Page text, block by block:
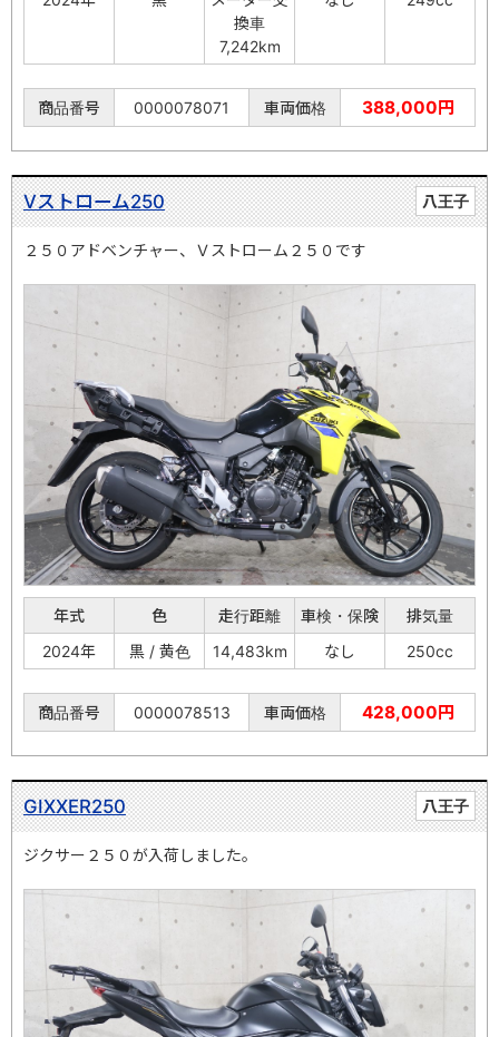
換車
7,242km
商品番号 0000078071 車両価格 388,000円
八王子
Vストローム250
２５０アドベンチャー、Ｖストローム２５０です
年式 色 走行距離 車検・保険
排気量
2024年
黒 / 黄色 14,483km なし 250cc
商品番号 0000078513 車両価格 428,000円
八王子
GIXXER250
ジクサー２５０が入荷しました。